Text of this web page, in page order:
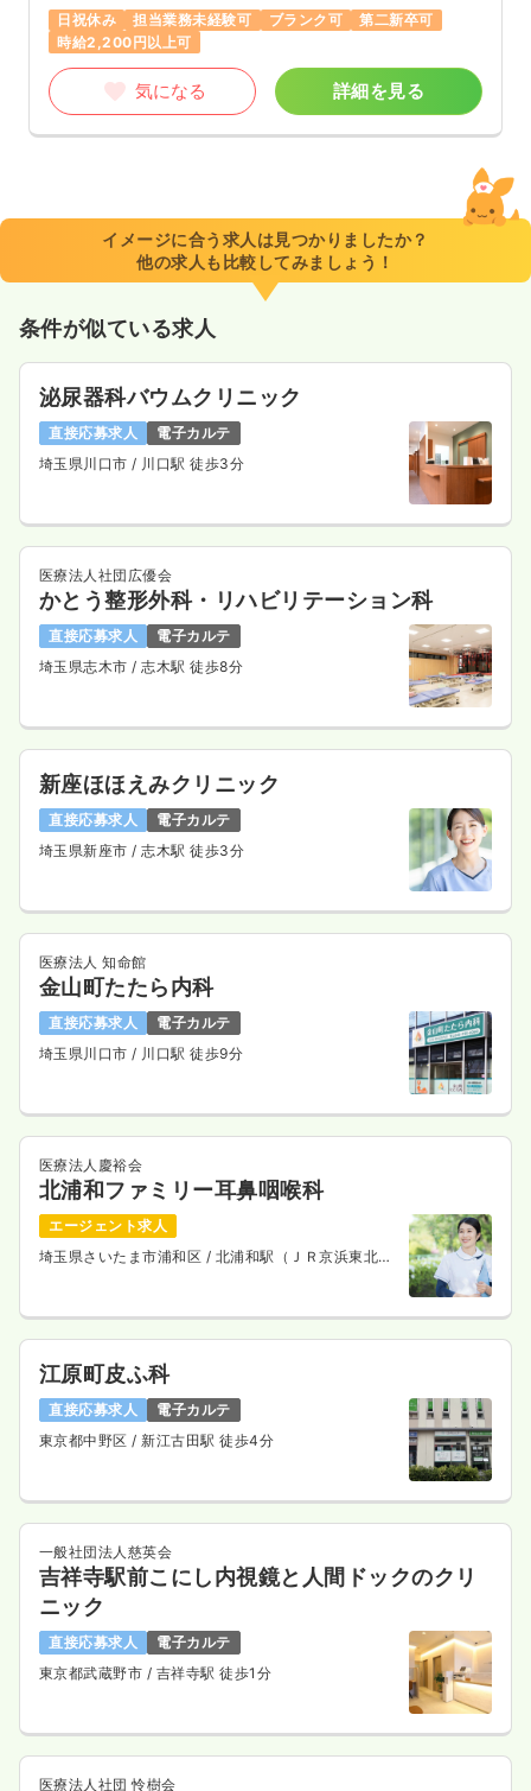
日祝休み
担当業務未経験可 ブランク可
第二新卒可
時給2,200円以上可
気になる 詳細を見る
イメージに合う求人は見つかりましたか？
他の求人も比較してみましょう！
条件が似ている求人
泌尿器科バウムクリニック
直接応募求人
電子カルテ
埼玉県川口市/ 川口駅 徒歩3分
医療法人社団広優会
かとう整形外科・リハビリテーション科
直接応募求人
電子カルテ
埼玉県志木市/ 志木駅 徒歩8分
新座ほほえみクリニック
直接応募求人
電子カルテ
埼玉県新座市/ 志木駅 徒歩3分
医療法人 知命館
金山町たたら内科
直接応募求人
電子カルテ
埼玉県川口市/ 川口駅 徒歩9分
医療法人慶裕会
北浦和ファミリー耳鼻咽喉科
エージェント求人
埼玉県さいたま市浦和区 / 北浦和駅（ＪＲ京浜東北
江原町皮ふ科
直接応募求人
電子カルテ
東京都中野区/ 新江古田駅 徒歩4分
一般社団法人慈英会
吉祥寺駅前こにし内視鏡と人間ドックのクリ
ニック
直接応募求人
電子カルテ
東京都武蔵野市 / 吉祥寺駅 徒歩1分
医療法人社団 怜樹会